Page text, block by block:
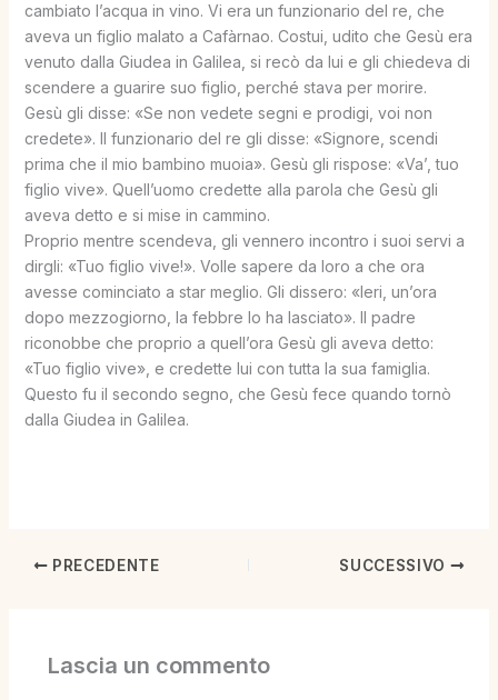
cambiato l’acqua in vino. Vi era un funzionario del re, che
aveva un figlio malato a Cafàrnao. Costui, udito che Gesù era
venuto dalla Giudea in Galilea, si recò da lui e gli chiedeva di
scendere a guarire suo figlio, perché stava per morire.
Gesù gli disse: «Se non vedete segni e prodigi, voi non
credete». Il funzionario del re gli disse: «Signore, scendi
prima che il mio bambino muoia». Gesù gli rispose: «Va’, tuo
figlio vive». Quell’uomo credette alla parola che Gesù gli
aveva detto e si mise in cammino.
Proprio mentre scendeva, gli vennero incontro i suoi servi a
dirgli: «Tuo figlio vive!». Volle sapere da loro a che ora
avesse cominciato a star meglio. Gli dissero: «Ieri, un’ora
dopo mezzogiorno, la febbre lo ha lasciato». Il padre
riconobbe che proprio a quell’ora Gesù gli aveva detto:
«Tuo figlio vive», e credette lui con tutta la sua famiglia.
Questo fu il secondo segno, che Gesù fece quando tornò
dalla Giudea in Galilea.
PRECEDENTE SUCCESSIVO
Lascia un commento